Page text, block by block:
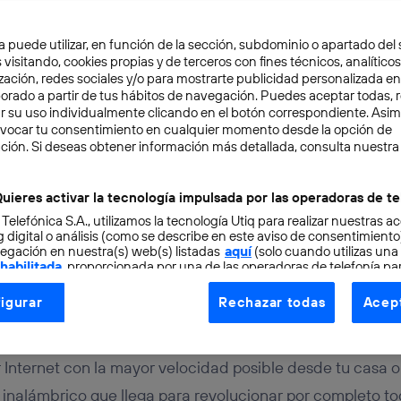
7 min
el WiFi 7 puede
fácil y rápido
Internet con la mayor velocidad posible desde tu casa
que llega para revolucionar por completo
puede utilizar, en función de la sección, subdominio o apartado del
visitando, cookies propias y de terceros con fines técnicos,
redes sociales y/o para mostrarte publicidad personalizada
a partir de tus hábitos de navegación. Puedes aceptar todas,
su uso individualmente clicando en el botón correspondiente.
tu consentimiento en cualquier momento desde la opción de
Si deseas obtener información más detallada, consulta nuestra
activar la tecnología impulsada por las operadoras de
S.A., utilizamos la tecnología Utiq para realizar nuestras
digital o análisis (como se describe en este aviso de
en nuestra(s) web(s) listadas aquí(solo cuando utilizas una
, proporcionada por una de las operadoras de telefonía
consentimiento en cada página web).
Utiq está diseñada con la privacidad como prioridad
tu dirección IP y otra información de la cuenta de cliente de
a la conexión que utilizas (p. ej., número de teléfono móvil).
Rechazar todas